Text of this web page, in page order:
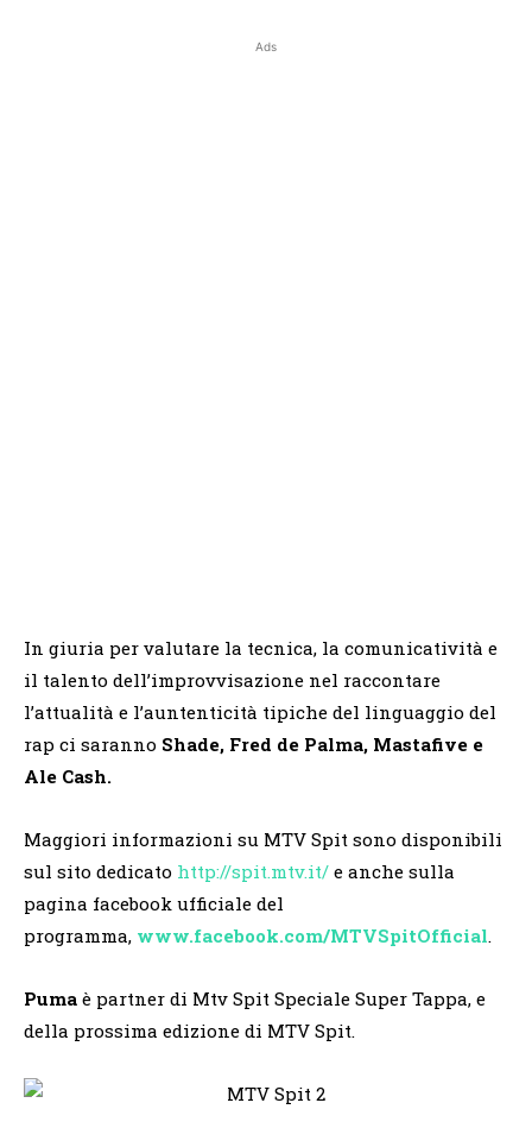
Ads
In giuria per valutare la tecnica, la comunicatività e
il talento dell’improvvisazione nel raccontare
l’attualità e l’auntenticità tipiche del linguaggio del
rap ci saranno Shade, Fred de Palma, Mastafive e
Ale Cash.
Maggiori informazioni su MTV Spit sono disponibili
sul sito dedicato http://spit.mtv.it/ e anche sulla
pagina facebook ufficiale del
programma, www.facebook.com/MTVSpitOfficial.
Puma è partner di Mtv Spit Speciale Super Tappa, e
della prossima edizione di MTV Spit.